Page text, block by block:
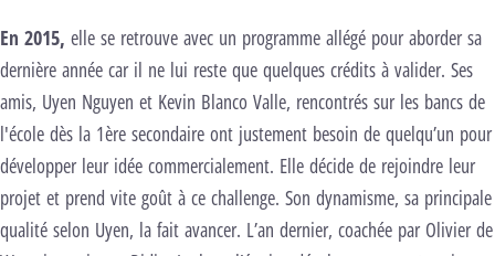
En 2015, elle se retrouve avec un programme allégé pour aborder sa
dernière année car il ne lui reste que quelques crédits à valider. Ses
amis, Uyen Nguyen et Kevin Blanco Valle, rencontrés sur les bancs de
l'école dès la 1ère secondaire ont justement besoin de quelqu’un pour
développer leur idée commercialement. Elle décide de rejoindre leur
projet et prend vite goût à ce challenge. Son dynamisme, sa principale
qualité selon Uyen, la fait avancer. L’an dernier, coachée par Olivier de